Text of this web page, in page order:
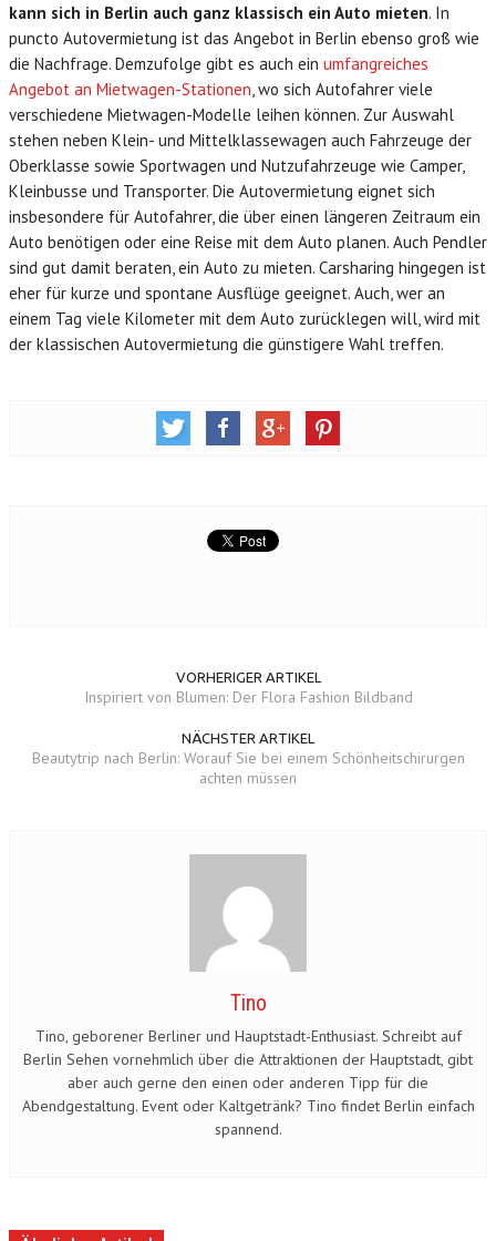
kann sich in Berlin auch ganz klassisch ein Auto mieten. In
puncto Autovermietung ist das Angebot in Berlin ebenso groß wie
die Nachfrage. Demzufolge gibt es auch ein umfangreiches
Angebot an Mietwagen-Stationen , wo sich Autofahrer viele
verschiedene Mietwagen-Modelle leihen können. Zur Auswahl
stehen neben Klein- und Mittelklassewagen auch Fahrzeuge der
Oberklasse sowie Sportwagen und Nutzufahrzeuge wie Camper,
Kleinbusse und Transporter. Die Autovermietung eignet sich
insbesondere für Autofahrer, die über einen längeren Zeitraum ein
Auto benötigen oder eine Reise mit dem Auto planen. Auch Pendler
sind gut damit beraten, ein Auto zu mieten. Carsharing hingegen ist
eher für kurze und spontane Ausflüge geeignet. Auch, wer an
einem Tag viele Kilometer mit dem Auto zurücklegen will, wird mit
der klassischen Autovermietung die günstigere Wahl treffen.
VORHERIGER ARTIKEL
Inspiriert von Blumen: Der Flora Fashion Bildband
NÄCHSTER ARTIKEL
Beautytrip nach Berlin: Worauf Sie bei einem Schönheitschirurgen
achten müssen
Tino
Tino, geborener Berliner und Hauptstadt-Enthusiast. Schreibt auf
Berlin Sehen vornehmlich über die Attraktionen der Hauptstadt, gibt
aber auch gerne den einen oder anderen Tipp für die
Abendgestaltung. Event oder Kaltgetränk? Tino findet Berlin einfach
spannend.